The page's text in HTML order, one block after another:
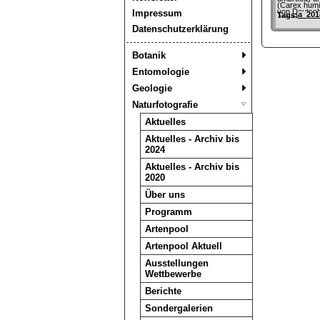
Impressum
Datenschutzerklärung
Botanik
Entomologie
Geologie
Naturfotografie
Aktuelles
Aktuelles - Archiv bis
2024
Aktuelles - Archiv bis
2020
Über uns
Programm
Artenpool
Artenpool Aktuell
Ausstellungen
Wettbewerbe
Berichte
Sondergalerien
(Carex
von
Missbach,
Tags: